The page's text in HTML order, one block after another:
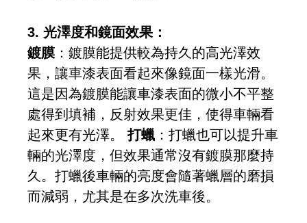
3. 光澤度和鏡面效果：
鍍膜 ：鍍膜能提供較為持久的高光澤效
果，讓車漆表面看起來像鏡面一樣光滑。
這是因為鍍膜能讓車漆表面的微小不平整
處得到填補，反射效果更佳，使得車輛看
起來更有光澤。打蠟 ：打蠟也可以提升車
輛的光澤度，但效果通常沒有鍍膜那麼持
久。打蠟後車輛的亮度會隨著蠟層的磨損
而減弱，尤其是在多次洗車後。